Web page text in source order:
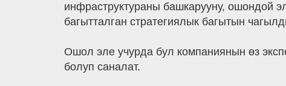
инфраструктураны башкарууну, ошондой
багытталган стратегиялык багытын
Ошол эле учурда бул компаниянын өз
болуп саналат.